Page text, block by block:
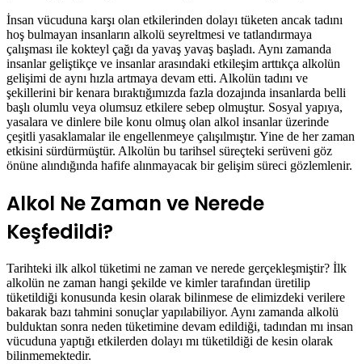
İnsan vücuduna karşı olan etkilerinden dolayı tüketen ancak tadını
hoş bulmayan insanların alkolü seyreltmesi ve tatlandırmaya
çalışması ile kokteyl çağı da yavaş yavaş başladı. Aynı zamanda
insanlar geliştikçe ve insanlar arasındaki etkileşim arttıkça alkolün
gelişimi de aynı hızla artmaya devam etti. Alkolün tadını ve
şekillerini bir kenara bıraktığımızda fazla dozajında insanlarda belli
başlı olumlu veya olumsuz etkilere sebep olmuştur. Sosyal yapıya,
yasalara ve dinlere bile konu olmuş olan alkol insanlar üzerinde
çeşitli yasaklamalar ile engellenmeye çalışılmıştır. Yine de her zaman
etkisini sürdürmüştür. Alkolün bu tarihsel süreçteki serüveni göz
önüne alındığında hafife alınmayacak bir gelişim süreci gözlemlenir.
Alkol Ne Zaman ve Nerede
Keşfedildi?
Tarihteki ilk alkol tüketimi ne zaman ve nerede gerçekleşmiştir? İlk
alkolün ne zaman hangi şekilde ve kimler tarafından üretilip
tüketildiği konusunda kesin olarak bilinmese de elimizdeki verilere
bakarak bazı tahmini sonuçlar yapılabiliyor. Aynı zamanda alkolü
bulduktan sonra neden tüketimine devam edildiği, tadından mı insan
vücuduna yaptığı etkilerden dolayı mı tüketildiği de kesin olarak
bilinmemektedir.